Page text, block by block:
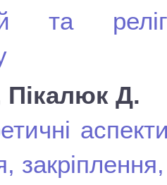
та
Пікалюк Д.